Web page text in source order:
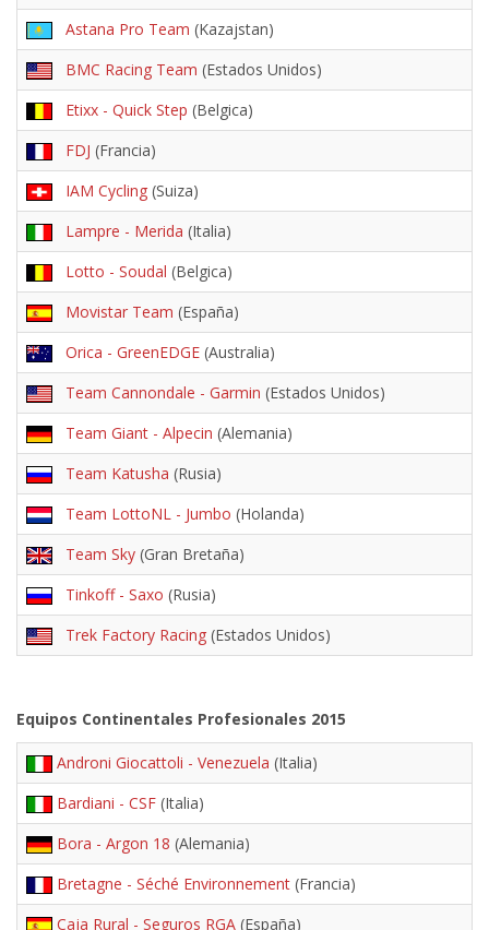
Astana Pro Team (Kazajstan)
BMC Racing Team (Estados Unidos)
Etixx - Quick Step (Belgica)
FDJ (Francia)
IAM Cycling (Suiza)
Lampre - Merida (Italia)
Lotto - Soudal (Belgica)
Movistar Team (España)
Orica - GreenEDGE (Australia)
Team Cannondale - Garmin (Estados Unidos)
Team Giant - Alpecin (Alemania)
Team Katusha (Rusia)
Team LottoNL - Jumbo (Holanda)
Team Sky (Gran Bretaña)
Tinkoff - Saxo (Rusia)
Trek Factory Racing (Estados Unidos)
Equipos Continentales Profesionales 2015
Androni Giocattoli - Venezuela (Italia)
Bardiani - CSF (Italia)
Bora - Argon 18 (Alemania)
Bretagne - Séché Environnement (Francia)
Caja Rural - Seguros RGA (España)